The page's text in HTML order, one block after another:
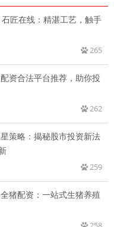
匠在线：精湛工艺，触手
265
资合法平台推荐，助你投
262
策略：揭秘股市投资新法
259
猪配资：一站式生猪养殖